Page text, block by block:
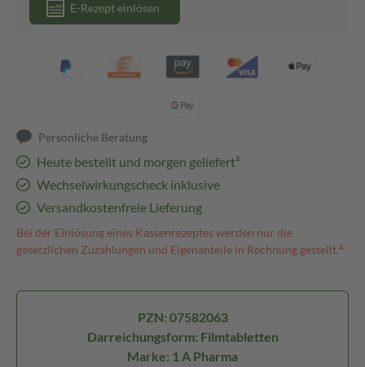
E-Rezept einlösen
Persönliche Beratung
Heute bestellt und morgen geliefert³
Wechselwirkungscheck inklusive
Versandkostenfreie Lieferung
Bei der Einlösung eines Kassenrezeptes werden nur die
gesetzlichen Zuzahlungen und Eigenanteile in Rechnung gestellt.⁴
PZN: 07582063
Darreichungsform: Filmtabletten
Marke: 1 A Pharma